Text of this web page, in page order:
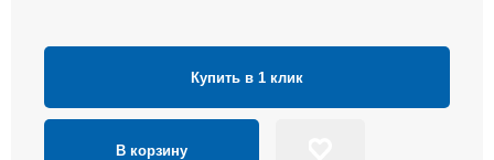
Купить в 1 клик
В корзину